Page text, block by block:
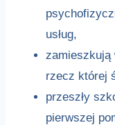
usług,
rzecz której
przeszły
pierwszej